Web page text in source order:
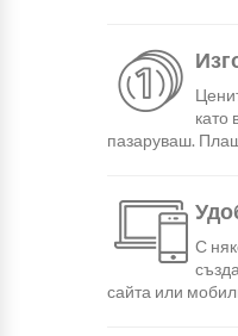
като
пазаруваш.
С
сайта или